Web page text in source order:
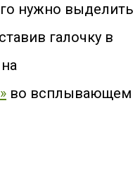
нужно выделить
галочку в
во всплывающем